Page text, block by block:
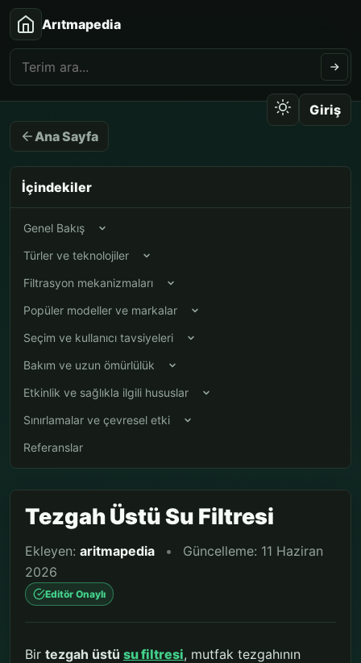
Arıtmapedia
Giriş
Ana Sayfa
İçindekiler
Genel Bakış
Türler ve teknolojiler
Filtrasyon mekanizmaları
Popüler modeller ve markalar
Seçim ve kullanıcı tavsiyeleri
Bakım ve uzun ömürlülük
Etkinlik ve sağlıkla ilgili hususlar
Sınırlamalar ve çevresel etki
Referanslar
Tezgah Üstü Su Filtresi
Ekleyen: aritmapedia •
Güncelleme: 11 Haziran
2026
Editör Onaylı
Bir tezgah üstü su filtresi, mutfak tezgahının